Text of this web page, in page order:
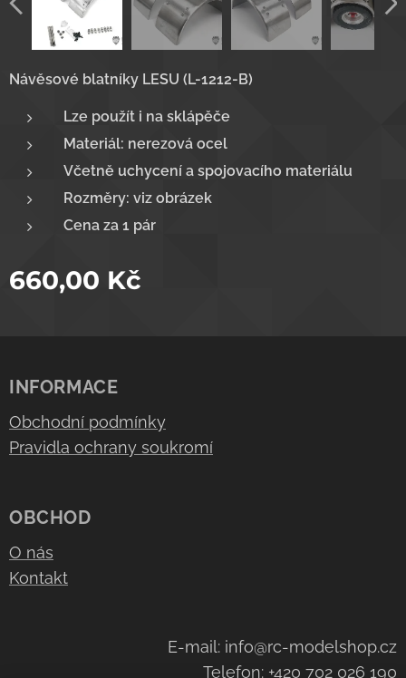
Návěsové blatníky LESU (L-1212-B)
Lze použít i na sklápěče
Materiál: nerezová ocel
Včetně uchycení a spojovacího materiálu
Rozměry: viz obrázek
Cena za 1 pár
660,00 Kč
INFORMACE
Obchodní podmínky
Pravidla ochrany soukromí
OBCHOD
O nás
Kontakt
E-mail: info@rc-modelshop.cz
Telefon: +420 702 026 190